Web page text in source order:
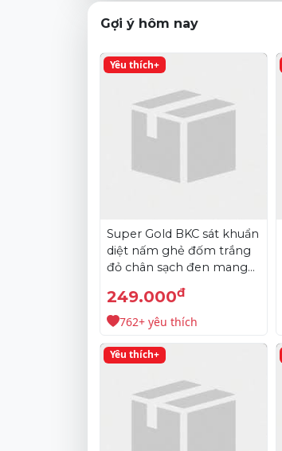
Gợi ý hôm nay
Yêu thích+
Super Gold BKC sát khuẩn
diệt nấm ghẻ đốm trắng
đỏ chân sạch đen mang
đóng rong khói đèn
249.000đ
762+ yêu thích
Yêu thích+